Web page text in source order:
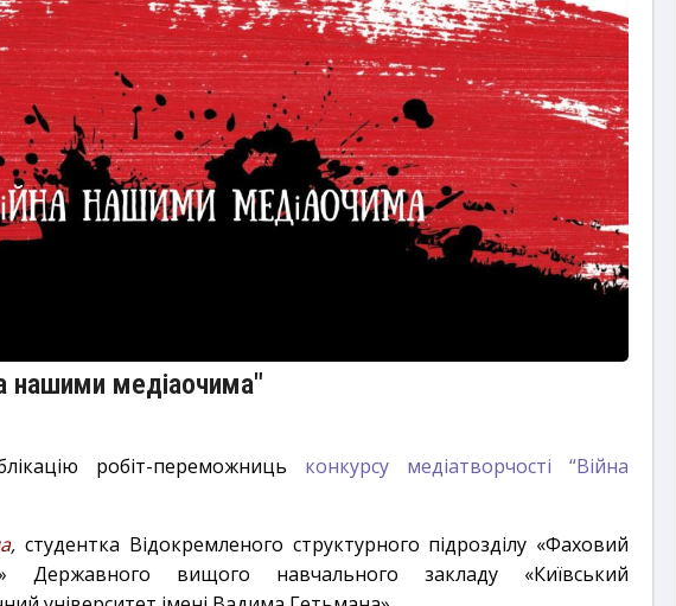
нашими медіаочима"
робіт-переможниць конкурсу медіатворчості “Війна
,студентка Відокремленого структурного підрозділу «Фаховий
Державного вищого навчального закладу «Київський